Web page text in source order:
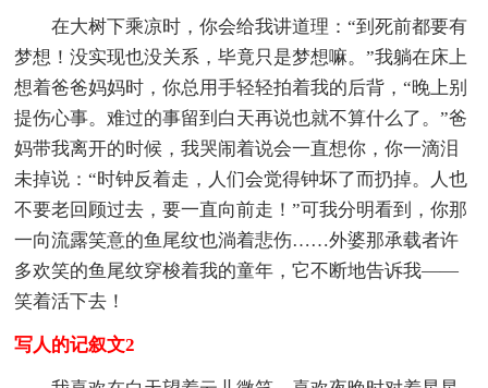
在大树下乘凉时，你会给我讲道理：“到死前都要有
梦想！没实现也没关系，毕竟只是梦想嘛。”我躺在床上
想着爸爸妈妈时，你总用手轻轻拍着我的后背，“晚上别
提伤心事。难过的事留到白天再说也就不算什么了。”爸
妈带我离开的时候，我哭闹着说会一直想你，你一滴泪
未掉说：“时钟反着走，人们会觉得钟坏了而扔掉。人也
不要老回顾过去，要一直向前走！”可我分明看到，你那
一向流露笑意的鱼尾纹也淌着悲伤……外婆那承载者许
多欢笑的鱼尾纹穿梭着我的童年，它不断地告诉我——
笑着活下去！
写人的记叙文2